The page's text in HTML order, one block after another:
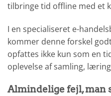
tilbringe tid offline med et
I en specialiseret e-
kommer denne forskel
opfattes ikke kun som en
oplevelse af samling,
Almindelige fejl, man